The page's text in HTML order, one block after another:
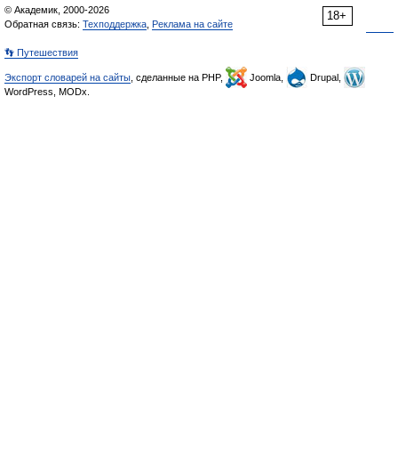
18+
© Академик, 2000-2026
Обратная связь: Техподдержка Реклама на сайте
👣 Путешествия
Экспорт словарей на сайты , сделанные на PHP, Joomla,
Drupal,
WordPress, MODx.